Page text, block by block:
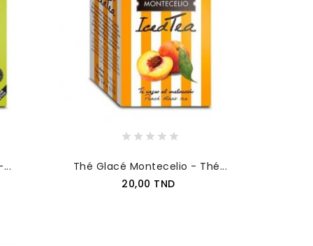
Thé Glacé Montecelio - Thé...
Prix
20,00 TND
AJOUTER AU PANIER